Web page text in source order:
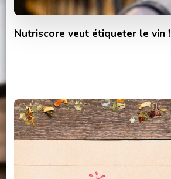
Nutriscore veut étiqueter le vin !